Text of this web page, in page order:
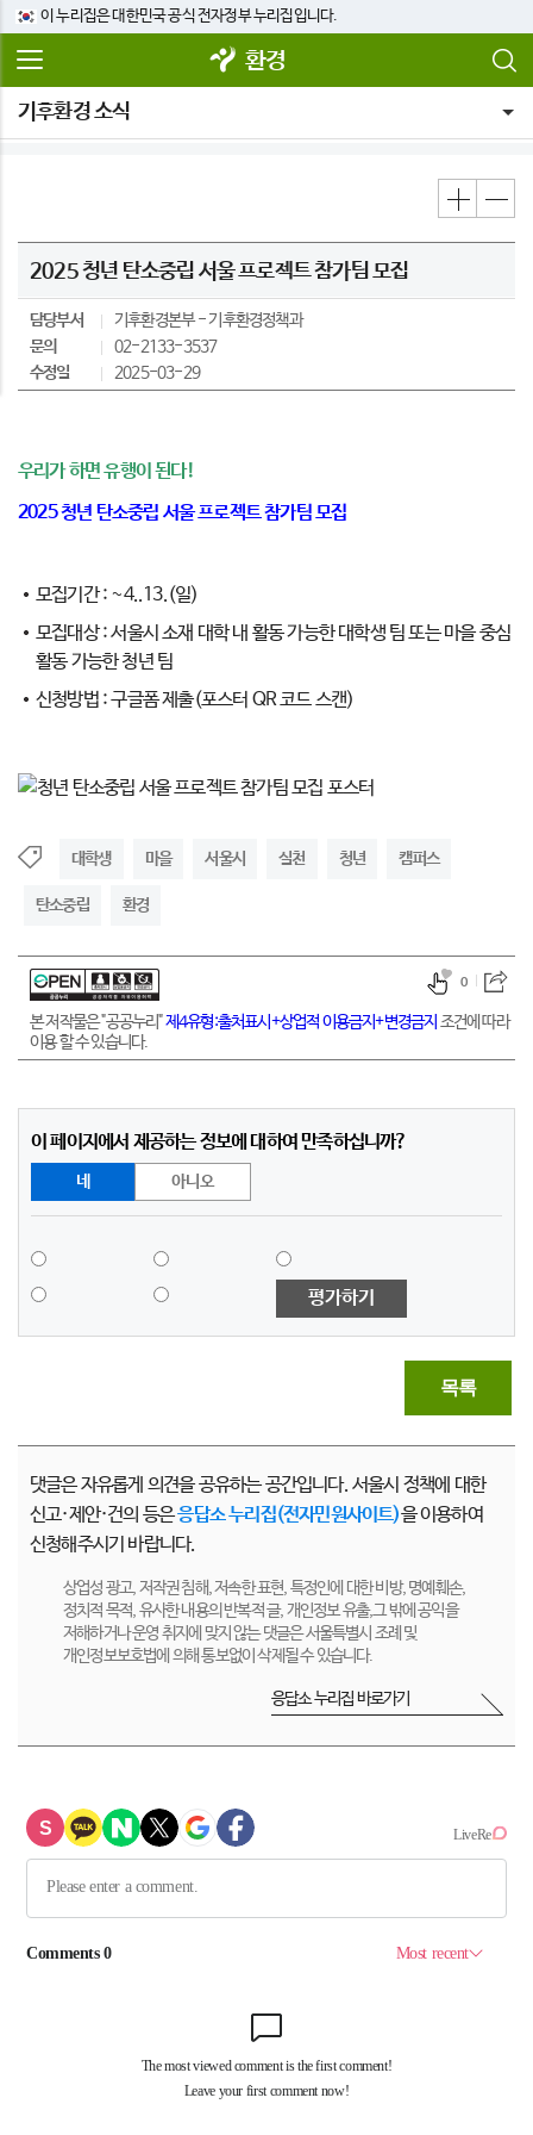
이 누리집은 대한민국 공식 전자정부 누리집입니다.
환경
기후환경 소식
2025 청년 탄소중립 서울 프로젝트 참가팀 모집
담당부서 기후환경본부
기후환경정책과
문의
02-2133-3537
수정일
2025-03-29
우리가 하면 유행이 된다!
2025 청년 탄소중립 서울 프로젝트 참가팀 모집
모집기간 : ~4..13.(일)
모집대상 : 서울시 소재 대학 내 활동 가능한 대학생 팀 또는 마을 중심
활동 가능한 청년 팀
신청방법 : 구글폼 제출(포스터 QR 코드 스캔)
대학생 마을 서울시 실천 청년 캠퍼스
탄소중립 환경
본 저작물은 "공공누리"제4유형:출처표시+상업적 이용금지+변경금지 조건에 따라
이용 할 수 있습니다.
0
이 페이지에서 제공하는 정보에 대하여 만족하십니까?
네 아니오
평가하기
목록
댓글은 자유롭게 의견을 공유하는 공간입니다. 서울시 정책에 대한
신고·제안·건의 등은응답소 누리집(전자민원사이트)을 이용하여
신청해주시기 바랍니다.
상업성 광고, 저작권 침해, 저속한 표현, 특정인에 대한 비방, 명예훼손,
정치적 목적, 유사한 내용의 반복적 글, 개인정보 유출,그 밖에 공익을
저해하거나 운영 취지에 맞지 않는 댓글은 서울특별시 조례 및
개인정보보호법에 의해 통보없이 삭제될 수 있습니다.
응답소 누리집 바로가기